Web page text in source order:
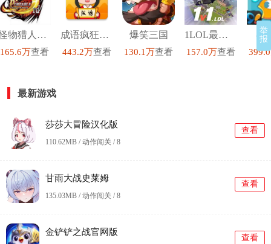
怪物猎人P3汉化高清版
165.6万查看
成语疯狂猜红包版
443.2万查看
爆笑三国
130.1万查看
1LOL最新版
157.0万查看
吞
最新游戏
莎莎大冒险汉化版
110.62MB / 动作闯关 /8
查看
甘雨大战史莱姆
135.03MB / 动作闯关 /8
查看
金铲铲之战官网版
查看
举
报